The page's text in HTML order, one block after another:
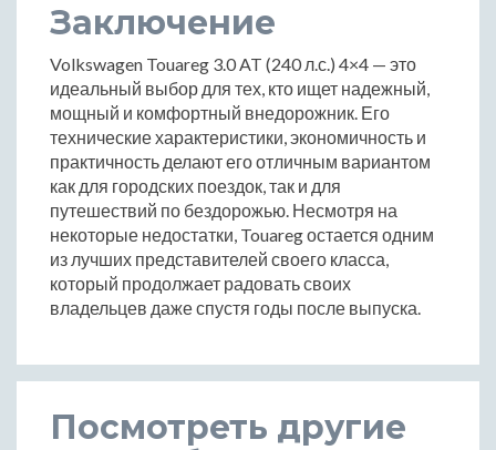
Заключение
Volkswagen Touareg 3.0 AT (240 л.с.) 4×4 — это
идеальный выбор для тех, кто ищет надежный,
мощный и комфортный внедорожник. Его
технические характеристики, экономичность и
практичность делают его отличным вариантом
как для городских поездок, так и для
путешествий по бездорожью. Несмотря на
некоторые недостатки, Touareg остается одним
из лучших представителей своего класса,
который продолжает радовать своих
владельцев даже спустя годы после выпуска.
Посмотреть другие